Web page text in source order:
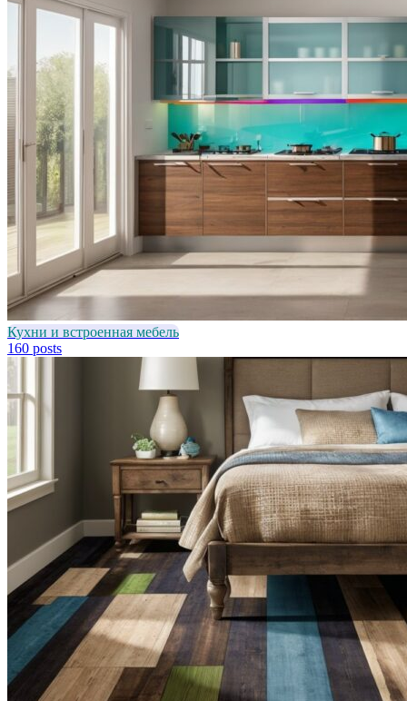
Кухни и встроенная мебель
160 posts